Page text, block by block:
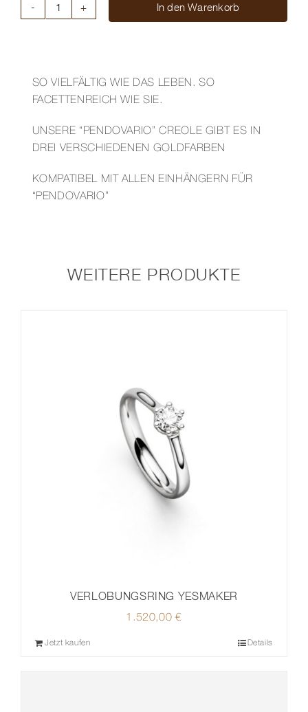
In den Warenkorb
SO VIELFÄLTIG WIE DAS LEBEN. SO
FACETTENREICH WIE SIE.
UNSERE “PENDOVARIO” CREOLE GIBT ES IN
DREI VERSCHIEDENEN GOLDFARBEN
KOMPATIBEL MIT ALLEN EINHÄNGERN FÜR
“PENDOVARIO”
WEITERE PRODUKTE
VERLOBUNGSRING YESMAKER
1.520,00€
Jetzt kaufen Details